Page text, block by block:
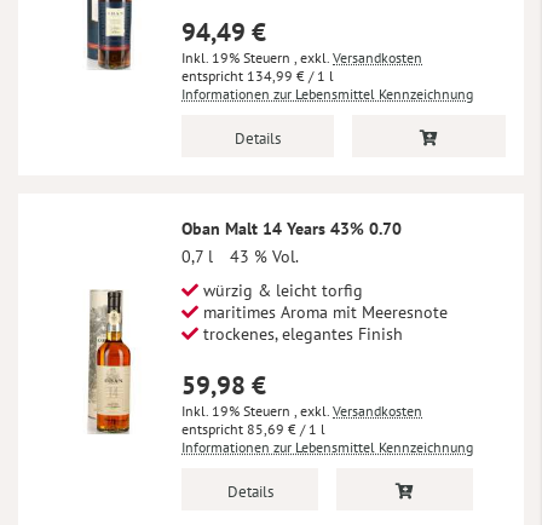
94,49 €
Inkl. 19% Steuern , exkl. Versandkosten
134,99 € / 1 l
Informationen zur Lebensmittel Kennzeichnung
Details
Oban Malt 14 Years 43% 0.70
0,7 l
43 % Vol.
würzig & leicht torfig
maritimes Aroma mit Meeresnote
trockenes, elegantes Finish
59,98 €
Inkl. 19% Steuern , exkl. Versandkosten
85,69 € / 1 l
Informationen zur Lebensmittel Kennzeichnung
Details